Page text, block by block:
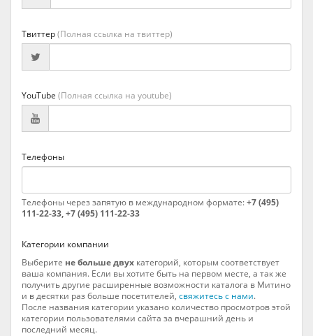
Твиттер(Полная ссылка на твиттер)
YouTube (Полная ссылка на youtube)
Телефоны
Телефоны через запятую в международном формате:+7 (495)
111-22-33, +7 (495) 111-22-33
Категории компании
Выберите не больше двух категорий, которым соответствует
ваша компания. Если вы хотите быть на первом месте, а так же
получить другие расширенные возможности каталога в Митино
и в десятки раз больше посетителей, свяжитесь с нами.
После названия категории указано количество просмотров этой
категории пользователями сайта за вчерашний день и
последний месяц.